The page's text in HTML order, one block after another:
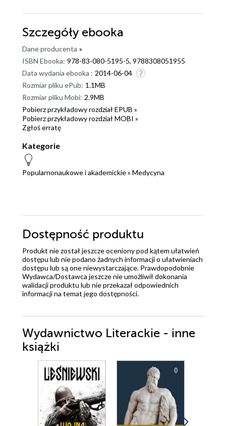
Szczegóły ebooka
Dane producenta »
ISBN Ebooka: 978-83-080-5195-5, 9788308051955
Data wydania ebooka : 2014-06-04
Rozmiar pliku ePub: 1.1MB
Rozmiar pliku Mobi: 2.9MB
Pobierz przykładowy rozdział EPUB »
Pobierz przykładowy rozdział MOBI »
Zgłoś erratę
Kategorie
Popularnonaukowe i akademickie» Medycyna
Dostępność produktu
Produkt nie został jeszcze oceniony pod kątem ułatwień
dostępu lub nie podano żadnych informacji o ułatwieniach
dostępu lub są one niewystarczające. Prawdopodobnie
Wydawca/Dostawca jeszcze nie umożliwił dokonania
walidacji produktu lub nie przekazał odpowiednich
informacji na temat jego dostępności.
Wydawnictwo Literackie - inne
książki